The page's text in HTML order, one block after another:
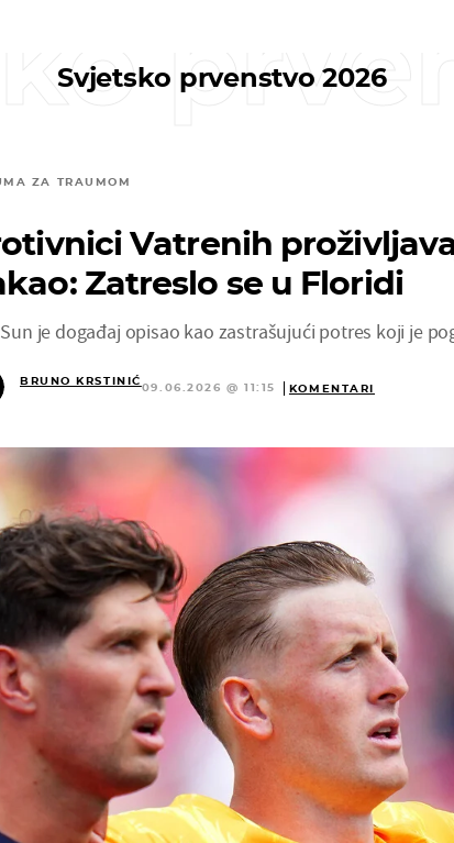
Svjetsko prvenstvo 2026
ZA TRAUMOM
Vatrenih
Zatreslo se u Floridi
je događaj opisao kao zastrašujući potres koji je
BRUNO KRSTINIĆ
09.06.2026 @ 11:15 KOMENTARI